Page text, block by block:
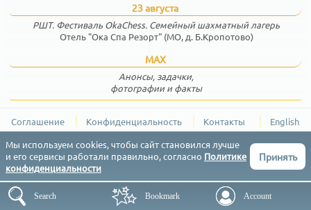
23 августа
РШТ. Фестиваль OkaChess. Семейный шахматный лагерь
Отель "Ока Спа Резорт" (МО, д. Б.Кропотово)
MAX
Анонсы, задачки,
фотографии и факты
Соглашение Конфиденциальность Контакты English
РШТ (Результаты Шахматных Турниров) © 2015-2026
Search Bookmark Account
Мы используем cookies, чтобы сайт становился лучше
и его сервисы работали правильно, согласно Политике
конфиденциальности
Принять